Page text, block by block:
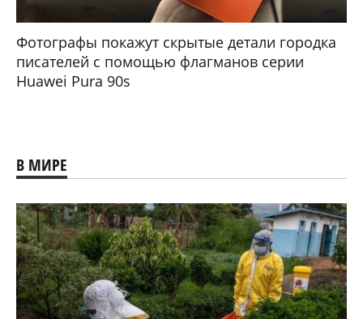
Фотографы покажут скрытые детали городка
писателей с помощью флагманов серии
Huawei Pura 90s
В МИРЕ